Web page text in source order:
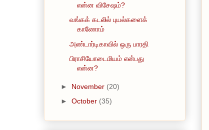
என்ன விசேஷம்?
வங்கக் கடலில் புயல்களைக்
காணோம்
அண்டார்டிகாவில் ஒரு பாரதி
பிராசியோடைமியம் என்பது
என்ன?
► November (20)
► October (35)